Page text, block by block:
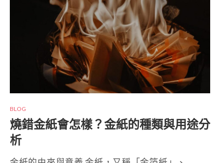
BLOG
燒錯金紙會怎樣？金紙的種類與用途分
析